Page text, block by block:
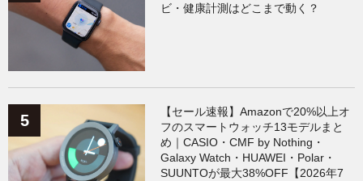
ビ・健康計測はどこまで動く？
【セール速報】Amazonで20%以上オ
フのスマートウォッチ13モデルまと
め｜CASIO・CMF by Nothing・
Galaxy Watch・HUAWEI・Polar・
SUUNTOが最大38%OFF【2026年7